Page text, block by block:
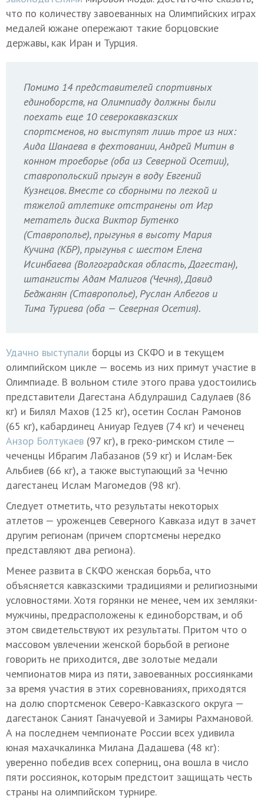
что по количеству завоеванных на Олимпийских играх
медалей южане опережают такие борцовские
державы, как Иран и Турция.
Помимо 14 представителей спортивных
единоборств, на Олимпиаду должны были
поехать еще 10 северокавказских
спортсменов, но выступят лишь трое из них:
Аида Шанаева в фехтовании, Андрей Митин в
конном троеборье (оба из Северной Осетии),
ставропольский прыгун в воду Евгений
Кузнецов. Вместе со сборными по легкой и
тяжелой атлетике отстранены от Игр
метатель диска Виктор Бутенко
(Ставрополье), прыгунья в высоту Мария
Кучина (КБР), прыгунья с шестом Елена
Исинбаева (Волгоградская область, Дагестан),
штангисты Адам Малигов (Чечня), Давид
Беджанян (Ставрополье), Руслан Албегов и
Тима Туриева (оба — Северная Осетия).
Удачно выступали борцы из СКФО и в текущем
олимпийском цикле — восемь из них примут участие в
Олимпиаде. В вольном стиле этого права удостоились
представители Дагестана Абдулрашид Садулаев (86
кг) и Билял Махов (125 кг), осетин Сослан Рамонов
(65 кг), кабардинец Аниуар Гедуев (74 кг) и чеченец
Анзор Болтукаев (97 кг), в греко-римском стиле —
чеченцы Ибрагим Лабазанов (59 кг) и Ислам-Бек
Альбиев (66 кг), а также выступающий за Чечню
дагестанец Ислам Магомедов (98 кг).
Следует отметить, что результаты некоторых
атлетов — уроженцев Северного Кавказа идут в зачет
другим регионам (причем спортсмены нередко
представляют два региона).
Менее развита в СКФО женская борьба, что
объясняется кавказскими традициями и религиозными
условностями. Хотя горянки не менее, чем их земляки-
мужчины, предрасположены к единоборствам, и об
этом свидетельствуют их результаты. Притом что о
массовом увлечении женской борьбой в регионе
говорить не приходится, две золотые медали
чемпионатов мира из пяти, завоеванных россиянками
за время участия в этих соревнованиях, приходятся
на долю спортсменок Северо-Кавказского округа —
дагестанок Саният Ганачуевой и Замиры Рахмановой.
А на последнем чемпионате России всех удивила
юная махачкалинка Милана Дадашева (48 кг):
уверенно победив всех соперниц, она вошла в число
пяти россиянок, которым предстоит защищать честь
страны на олимпийском турнире.